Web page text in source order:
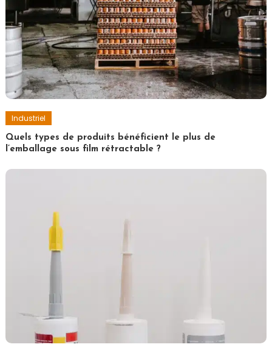
Industriel
Quels types de produits bénéficient le plus de
l’emballage sous film rétractable ?